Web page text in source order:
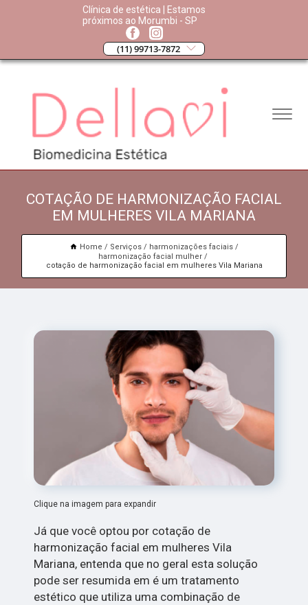
Clínica de estética | Estamos
próximos ao Morumbi - SP
(11) 99713-7872
COTAÇÃO DE HARMONIZAÇÃO FACIAL
EM MULHERES VILA MARIANA
Home Serviços
harmonizações faciais
harmonização facial mulher
cotação de harmonização facial em mulheres Vila Mariana
Clique na imagem para expandir
Já que você optou por cotação de
harmonização facial em mulheres Vila
Mariana, entenda que no geral esta solução
pode ser resumida em é um tratamento
estético que utiliza uma combinação de